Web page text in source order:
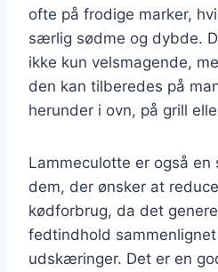
ofte på frodige marker,
særlig sødme og dybde.
ikke kun velsmagende,
den kan tilberedes på
herunder i ovn, på grill
Lammeculotte er også
dem, der ønsker at
kødforbrug, da det
fedtindhold
udskæringer. Det er en